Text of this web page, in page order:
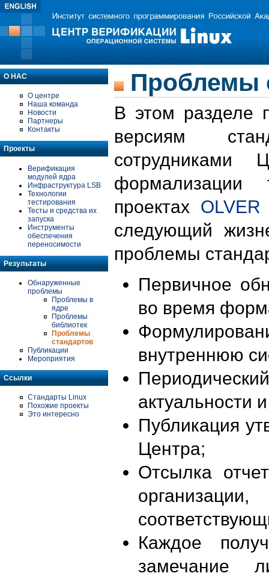
О НАС
О центре
Наша команда
Новости
Партнеры
Контакты
Проекты
Верификация
модулей ядра
Инфраструктура LSB
Технологии
тестирования
Тесты и средства их
запуска
Инструменты
обеспечения
переносимости
Результаты
Обнаруженные
проблемы
Проблемы в
ядре
Проблемы
библиотек
Проблемы
стандартов
Публикации
Мероприятия
Ссылки
Стандарты Linux
Похожие проекты
Это интересно
Проблемы
В этом разделе
версиям
формализации
проектах OLVER
следующий
проблемы
Первичное
во время
внутреннюю
актуальности
Публикация
Центра;
Отсылка
Каждое
замечание